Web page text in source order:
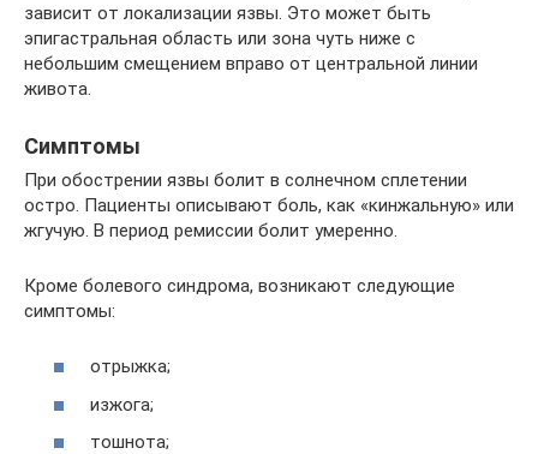
зависит от локализации язвы. Это может быть
эпигастральная область или зона чуть ниже с
небольшим смещением вправо от центральной линии
живота.
Симптомы
При обострении язвы болит в солнечном сплетении
остро. Пациенты описывают боль, как «кинжальную» или
жгучую. В период ремиссии болит умеренно.
Кроме болевого синдрома, возникают следующие
симптомы:
отрыжка;
изжога;
тошнота;